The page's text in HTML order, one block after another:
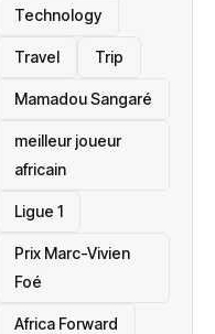
Technology
Travel Trip
Mamadou Sangaré
meilleur joueur
africain
Ligue 1
Prix Marc-Vivien
Foé
‎Africa Forward